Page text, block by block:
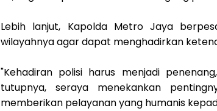
Lebih lanjut, Kapolda Metro Jaya
wilayahnya agar dapat menghadirkan
"Kehadiran polisi harus menjadi
tutupnya, seraya menekankan
memberikan pelayanan yang humanis